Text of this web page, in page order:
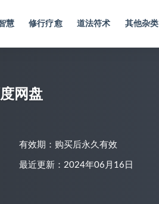
慧 修行疗愈 道法符术 其他杂类
网盘
有效期：购买后永久有效
最近更新：2024年06月16日